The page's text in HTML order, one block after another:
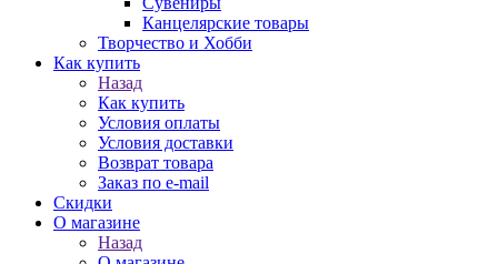
Канцелярские товары
Творчество и Хобби
Как купить
Назад
Как купить
Условия оплаты
Условия доставки
Возврат товара
Заказ по e-mail
Скидки
О магазине
Назад